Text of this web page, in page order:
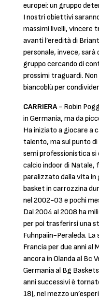
europei: un gruppo
I nostri obiettivi
massimi livelli, vincere
avanti l’eredità di
personale, invece, sarà
gruppo cercando di
prossimi traguardi. Non
biancoblù per
CARRIERA- Robin
in Germania, ma da
Ha iniziato a giocare a
talento, ma sul punto
semi professionistica
calcio indoor di
paralizzato dalla vita in
basket in carrozzina
nel 2002-03 e pochi
Dal 2004 al 2008 ha
per poi trasferirsi una
Fuhnpaiin-Peraleda.
Francia per due anni al
ancora in Olanda al Bc
Germania al Bg
anni successivi è
18), nel mezzo